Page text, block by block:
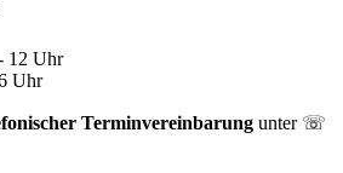
12 Uhr
Uhr
Terminvereinbarung unter ☏